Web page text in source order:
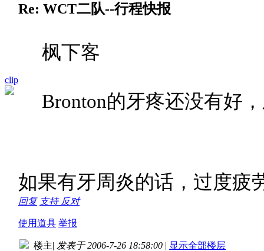
clip
Re: WCT二队--行程快报
枫下客
Bronton的牙疼还没有好
如果有牙周炎的话，过度疲
回复 支持 反对
使用道具 举报
楼主| 发表于 2006-7-26 18:58:00 | 显示全部楼层